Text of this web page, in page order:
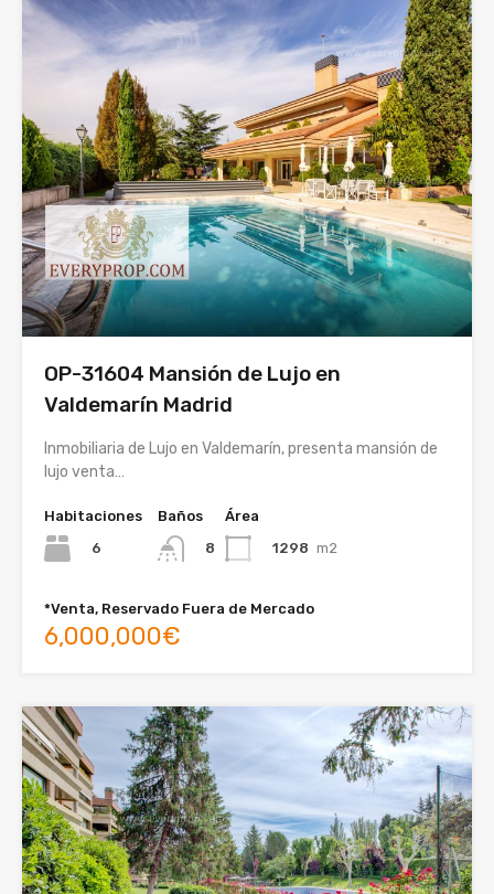
OP-31604 Mansión de Lujo en
Valdemarín Madrid
Inmobiliaria de Lujo en Valdemarín, presenta mansión de
lujo venta…
Habitaciones
6
Baños
8
Área
1298 m2
*Venta, Reservado Fuera de Mercado
6,000,000€